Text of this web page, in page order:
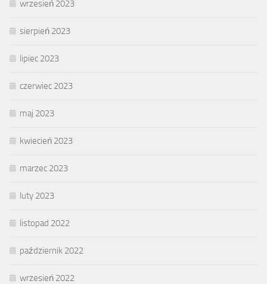
wrzesień 2023
sierpień 2023
lipiec 2023
czerwiec 2023
maj 2023
kwiecień 2023
marzec 2023
luty 2023
listopad 2022
październik 2022
wrzesień 2022